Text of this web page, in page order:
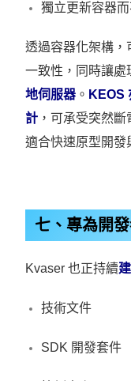
獨立更新容器
透過容器化架構，
一致性，同時讓
地伺服器 。 KEOS
計 ，可承受突然
適合快速原型開發
七、專為開
Kvaser 也正持續
技術文件
SDK 開發套件